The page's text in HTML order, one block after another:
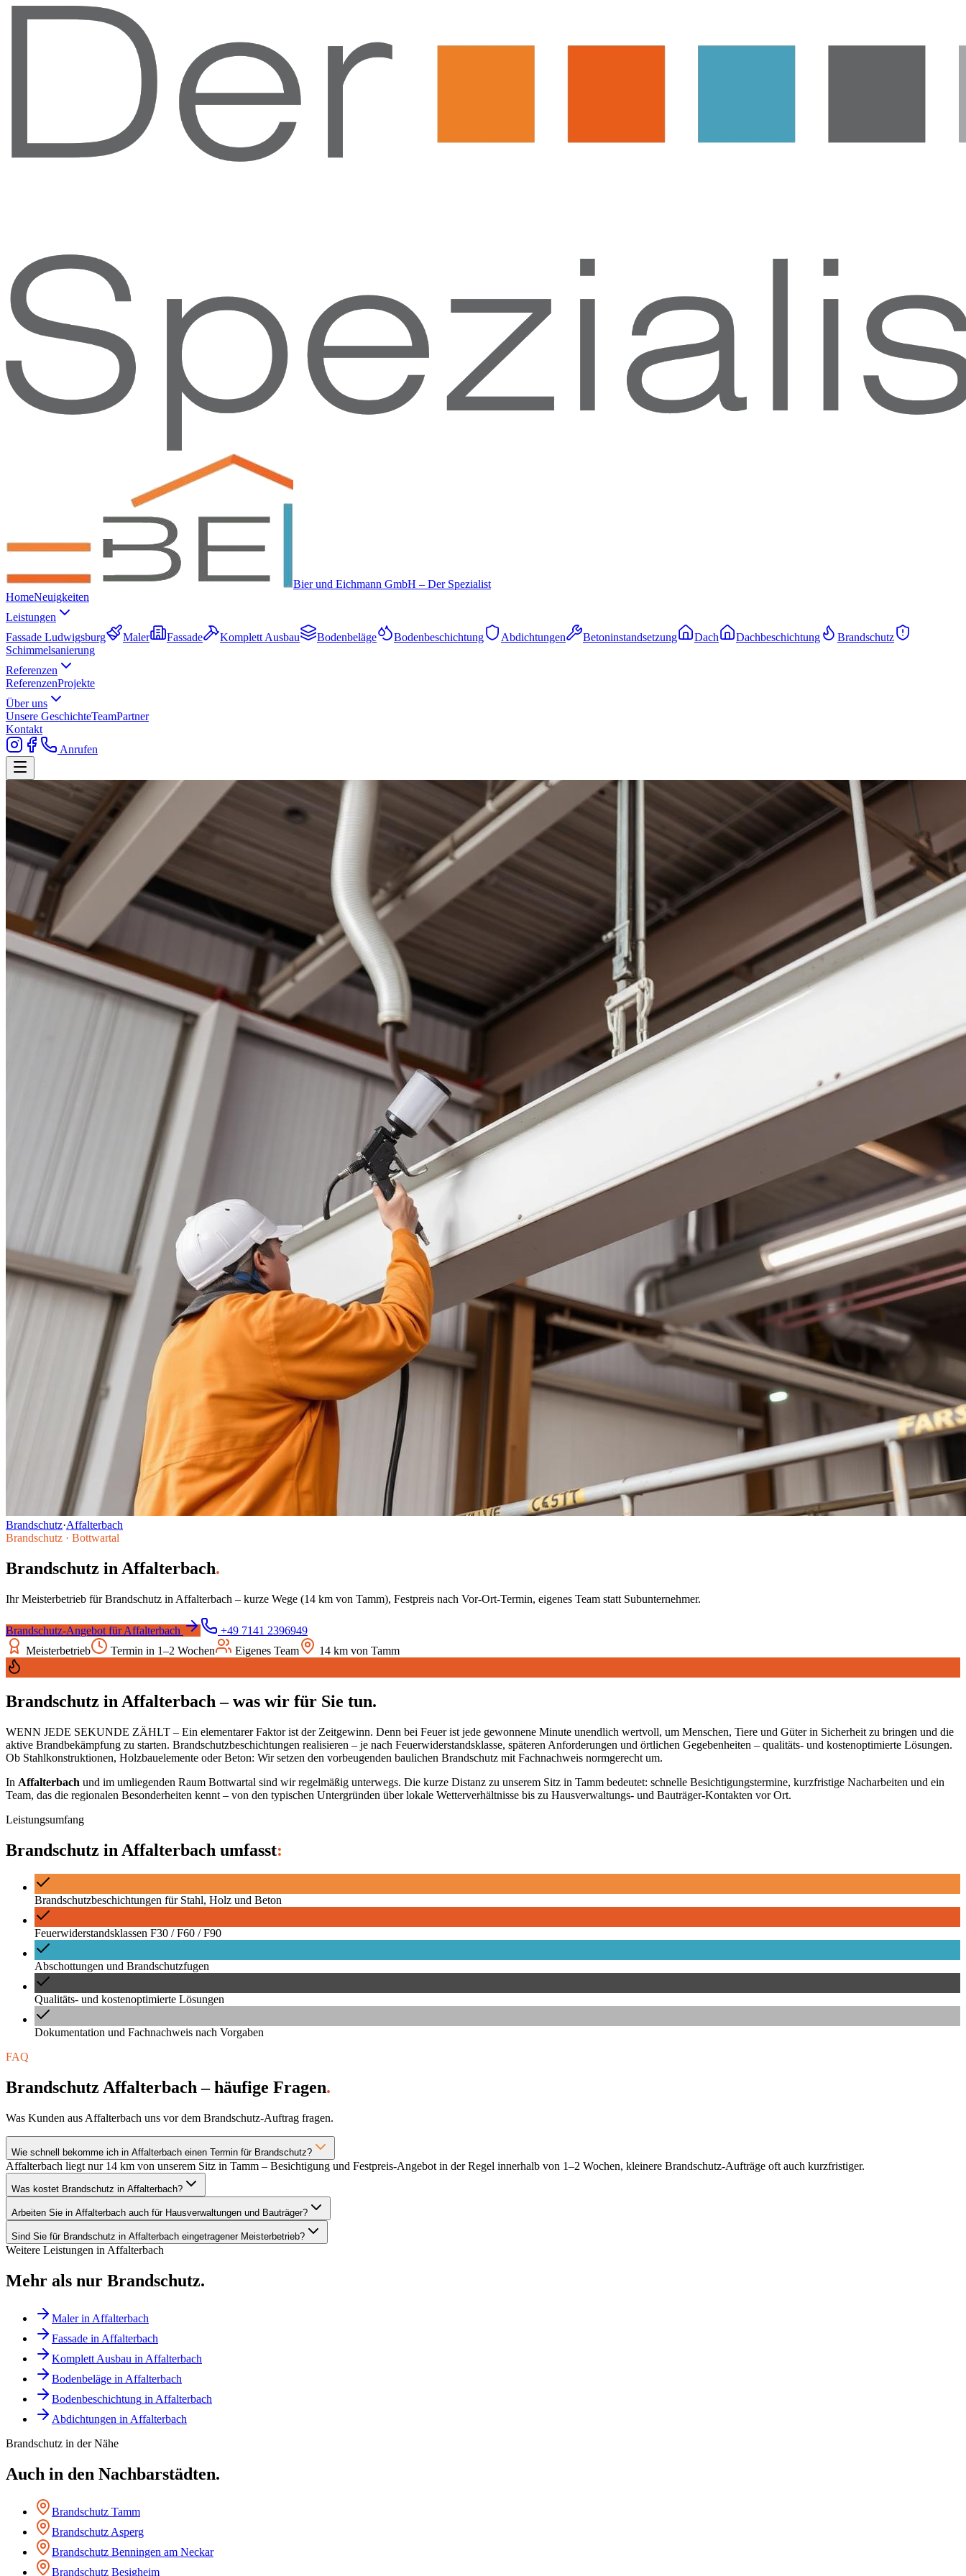
Bier und Eichmann GmbH – Der Spezialist
HomeNeuigkeiten
Leistungen
Fassade Ludwigsburg
Maler Fassade Komplett Ausbau Bodenbeläge Bodenbeschichtung Abdichtungen Betoninstandsetzung Dach Dachbeschichtung
Brandschutz
Schimmelsanierung
Referenzen
ReferenzenProjekte
Über uns
Unsere GeschichteTeamPartner
Kontakt
Anrufen
Brandschutz·Affalterbach
Brandschutz · Bottwartal
Brandschutz in Affalterbach.
Ihr Meisterbetrieb fürBrandschutz in Affalterbach – kurze Wege (14 km von Tamm), Festpreis nach Vor-Ort-Termin, eigenes Team statt Subunternehmer.
Brandschutz-Angebot fürAffalterbach
+49 7141 2396949
Meisterbetrieb
Termin in 1–2 Wochen Eigenes Team 14 km von Tamm
Brandschutz in Affalterbach – was wir für Sie tun.
WENN JEDE SEKUNDE ZÄHLT – Ein elementarer Faktor ist der Zeitgewinn. Denn bei Feuer ist jede gewonnene Minute unendlich wertvoll, um Menschen, Tiere und Güter in Sicherheit zu bringen und die
aktive Brandbekämpfung zu starten. Brandschutzbeschichtungen realisieren – je nach Feuerwiderstandsklasse, späteren Anforderungen und örtlichen Gegebenheiten – qualitäts- und kostenoptimierte Lösungen.
Ob Stahlkonstruktionen, Holzbauelemente oder Beton: Wir setzen den vorbeugenden baulichen Brandschutz mit Fachnachweis normgerecht um.
In Affalterbach und im umliegenden Raum Bottwartal sind wir regelmäßig unterwegs. Die kurze Distanz zu unserem Sitz in Tamm bedeutet: schnelle Besichtigungstermine, kurzfristige Nacharbeiten und ein
Team, das die regionalen Besonderheiten kennt – von den typischen Untergründen über lokale Wetterverhältnisse bis zu Hausverwaltungs- und Bauträger-Kontakten vor Ort.
Leistungsumfang
Brandschutz in Affalterbach umfasst:
Brandschutzbeschichtungen für Stahl, Holz und Beton
Feuerwiderstandsklassen F30 / F60 / F90
Abschottungen und Brandschutzfugen
Qualitäts- und kostenoptimierte Lösungen
Dokumentation und Fachnachweis nach Vorgaben
FAQ
Brandschutz Affalterbach – häufige Fragen.
Was Kunden aus Affalterbach uns vor dem Brandschutz-Auftrag fragen.
Wie schnell bekomme ich in Affalterbach einen Termin für Brandschutz?
Affalterbach liegt nur 14 km von unserem Sitz in Tamm – Besichtigung und Festpreis-Angebot in der Regel innerhalb von 1–2 Wochen, kleinere Brandschutz-Aufträge oft auch kurzfristiger.
Was kostet Brandschutz in Affalterbach?
Arbeiten Sie in Affalterbach auch für Hausverwaltungen und Bauträger?
Sind Sie für Brandschutz in Affalterbach eingetragener Meisterbetrieb?
Weitere Leistungen in Affalterbach
Mehr als nur Brandschutz.
Malerin Affalterbach
Fassade in Affalterbach
Komplett Ausbau in Affalterbach
Bodenbeläge in Affalterbach
Bodenbeschichtung in Affalterbach
Abdichtungen in Affalterbach
Brandschutz in der Nähe
Auch in den Nachbarstädten.
Brandschutz Tamm
Brandschutz Asperg
Brandschutz Benningen am Neckar
Brandschutz Besigheim